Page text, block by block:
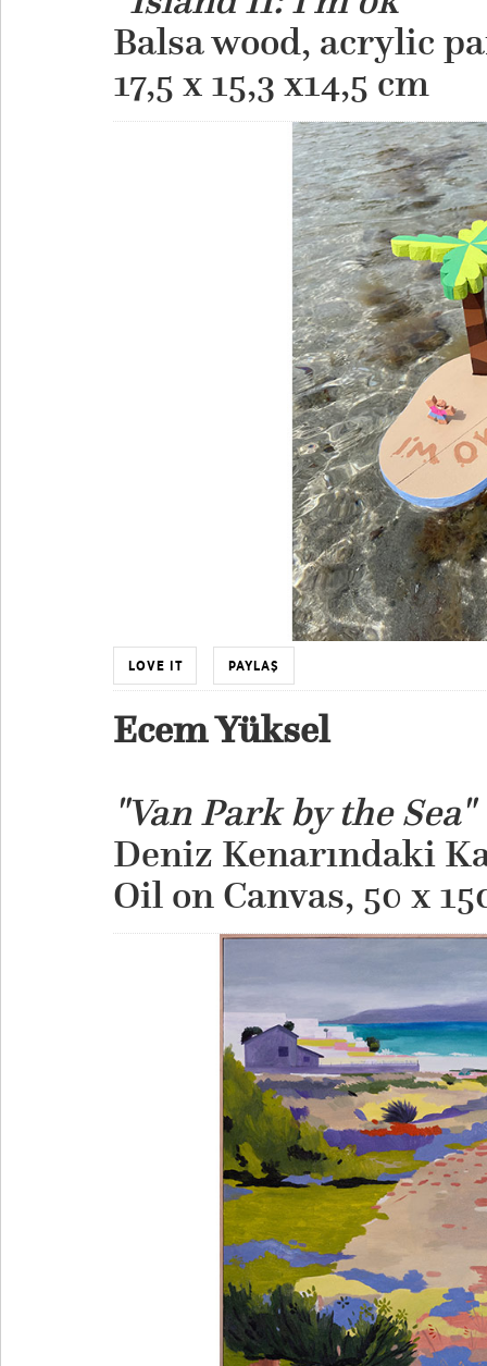
Balsa wood, acrylic
​17,5 x 15,3 x14,5 cm
LOVE IT PAYLAŞ
Ecem Yüksel
"Van Park by the Sea"
Deniz Kenarındaki
​Oil on Canvas, 50 x